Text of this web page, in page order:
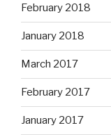
February 2018
January 2018
March 2017
February 2017
January 2017